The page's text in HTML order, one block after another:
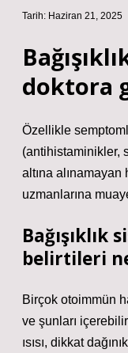
Tarih: Haziran 21, 2025
doktora
Özellikle
(antihistaminikler,
altına
uzmanlarına
Bağışıklık
belirtileri
Birçok otoimmün
ve şunları
ısısı, dikkat